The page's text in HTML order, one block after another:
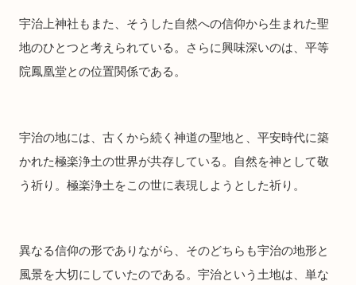
宇治上神社もまた、そうした自然への信仰から生まれた聖
地のひとつと考えられている。さらに興味深いのは、平等
院鳳凰堂との位置関係である。
宇治の地には、古くから続く神道の聖地と、平安時代に築
かれた極楽浄土の世界が共存している。自然を神として敬
う祈り。極楽浄土をこの世に表現しようとした祈り。
異なる信仰の形でありながら、そのどちらも宇治の地形と
風景を大切にしていたのである。宇治という土地は、単な